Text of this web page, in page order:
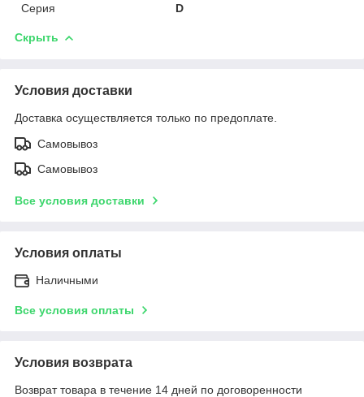
Серия
D
Скрыть
Условия доставки
Доставка осуществляется только по предоплате.
Самовывоз
Самовывоз
Все условия доставки
Условия оплаты
Наличными
Все условия оплаты
Условия возврата
Возврат товара в течение 14 дней по договоренности